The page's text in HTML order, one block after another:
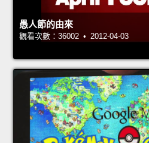
愚人節的由來
觀看次數：36002 • 2012-04-03